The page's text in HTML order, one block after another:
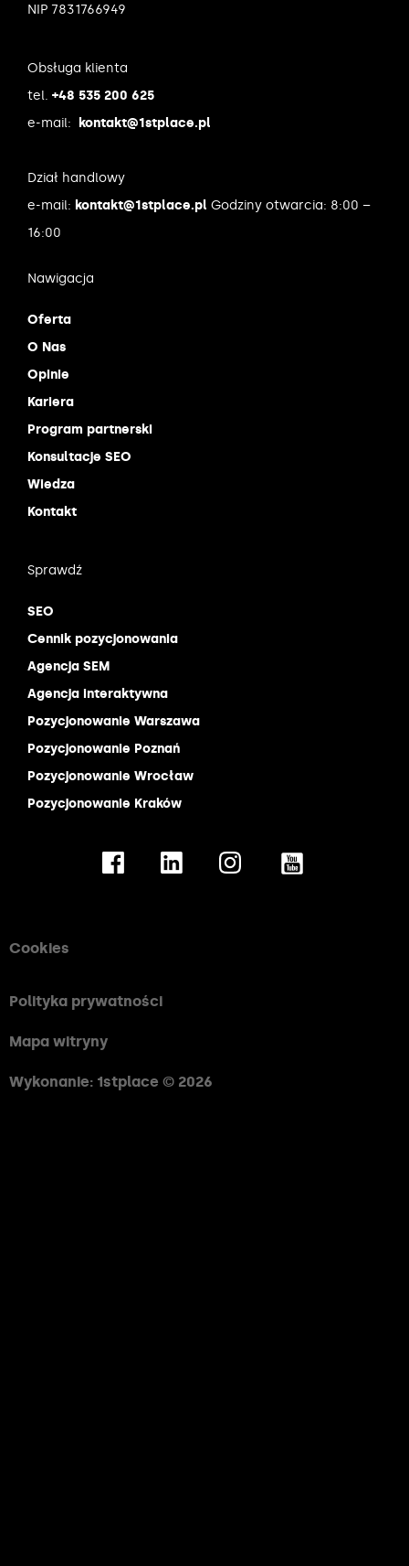
NIP 7831766949
Obsługa klienta
tel. +48 535 200 625
e-mail:
kontakt@1stplace.pl
Dział handlowy
e-mail: kontakt@1stplace.pl Godziny otwarcia: 8:00 –
16:00
Nawigacja
Oferta
O Nas
Opinie
Kariera
Program partnerski
Konsultacje SEO
Wiedza
Kontakt
Sprawdź
SEO
Cennik pozycjonowania
Agencja SEM
Agencja interaktywna
Pozycjonowanie Warszawa
Pozycjonowanie Poznań
Pozycjonowanie Wrocław
Pozycjonowanie Kraków
Cookies
Polityka prywatności
Mapa witryny
Wykonanie: 1stplace © 2026